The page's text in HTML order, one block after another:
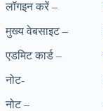
लॉगइन करें –
मुख्य वेबसाइट –
एडमिट कार्ड –
नोट-
नोट –